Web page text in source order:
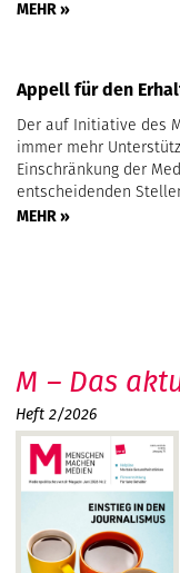
MEHR »
Appell für den
Der auf Initiative des
immer mehr
Einschränkung der
entscheidenden
MEHR »
M – Das
Heft 2/2026